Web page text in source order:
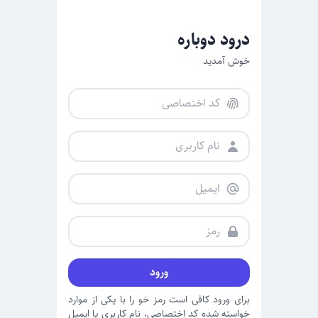
درود دوباره
خوش آمدید
ورود
برای ورود کافی است رمز خو را با یکی از موارد
خواسته شده کد اختصاصی، نام کاربری یا ایمیل